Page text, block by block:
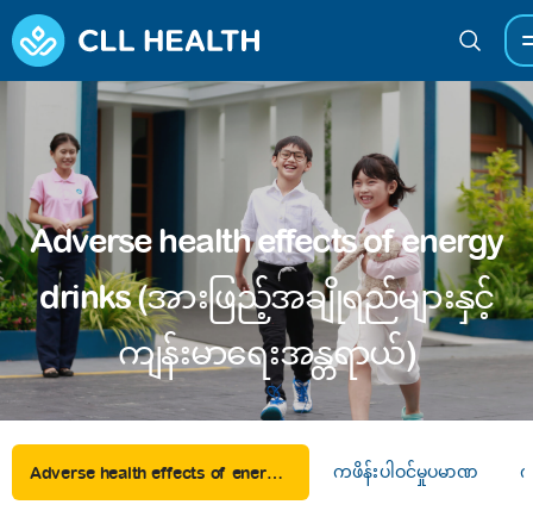
Adverse health effects of energy
drinks (အားဖြည့်အချိုရည်များနှင့်
ကျန်းမာရေးအန္တရာယ်)
Adverse health effects of energy drinks (အားဖြည့်အချိုရည်များနှင့် ကျန်းမာရေးအန္တရာယ်) ကဖိန်းပါဝင်မှုပမာဏ က